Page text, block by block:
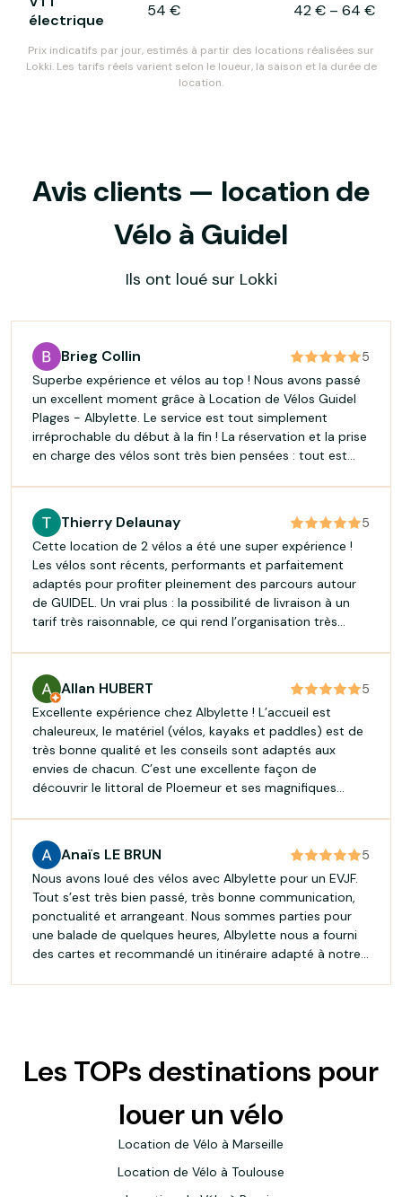
électrique
54 € 42 € – 64 €
Prix indicatifs par jour, estimés à partir des locations réalisées sur
Lokki. Les tarifs réels varient selon le loueur, la saison et la durée de
location.
Avis clients — location de
Vélo à Guidel
Ils ont loué sur Lokki
Brieg Collin
5
Superbe expérience et vélos au top ! Nous avons passé
un excellent moment grâce à Location de Vélos Guidel
Plages - Albylette. Le service est tout simplement
irréprochable du début à la fin ! La réservation et la prise
en charge des vélos sont très bien pensées : tout est
est mis en œuvre pour faciliter la vie des clients et leur
faire gagner du temps. Les vélos proposés à la location
sont d'excellente qualité, récents, très bien entretenus
et bien réglés pour garantir un confort optimal tout au
long de la journée. C'est un vrai plaisir de pédaler avec
du matériel aussi fiable ! Louer ici est vraiment la
solution idéale pour découvrir la côte, les plages et les
magnifiques paysages bretons en toute sécurité et à
excellent. Je recommande cette adresse les yeux fermés
à tous ceux qui souhaitent louer un vélo dans la région.
Une organisation au top, les 5 étoiles sont amplement
méritées !
Thierry Delaunay
5
Cette location de 2 vélos a été une super expérience !
Les vélos sont récents, performants et parfaitement
adaptés pour profiter pleinement des parcours autour
de GUIDEL. Un vrai plus : la possibilité de livraison à un
tarif très raisonnable, ce qui rend l’organisation très
enregistrés par Nicolas sur Komoot, qui nous ont permis
de découvrir de superbes endroits. Nicolas prend
vraiment le temps d’échanger avec vous, de conseiller et
de partager sa passion, ce qui fait toute la différence!
Cette expérience a grandement contribué à la réussite
de notre semaine de vacances, malgré une météo
parfois maussade. Nous recommandons sans hésiter !
Allan HUBERT
5
Excellente expérience chez Albylette ! L’accueil est
chaleureux, le matériel (vélos, kayaks et paddles) est de
très bonne qualité et les conseils sont adaptés aux
envies de chacun. C’est une excellente façon de
découvrir le littoral de Ploemeur et ses magnifiques
au top. Je recommande sans hésiter !
Anaïs LE BRUN
5
Nous avons loué des vélos avec Albylette pour un EVJF.
Tout s’est très bien passé, très bonne communication,
ponctualité et arrangeant. Nous sommes parties pour
une balade de quelques heures, Albylette nous a fourni
des cartes et recommandé un itinéraire adapté à notre
Les TOPs destinations pour
louer un vélo
Location de Vélo à Marseille
Location de Vélo à Toulouse